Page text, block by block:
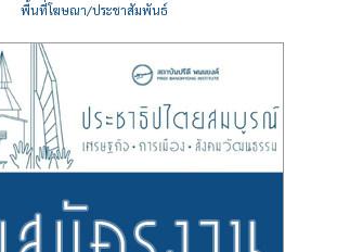
พื้นที่โฆษณา/ประชาสัมพันธ์